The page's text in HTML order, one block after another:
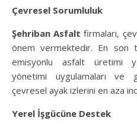
Çevresel Sorumluluk
Şehriban Asfalt firmaları,
önem vermektedir. En son
emisyonlu asfalt üretimi
yönetimi uygulamaları ve
çevresel ayak izlerini en aza
Yerel İşgücüne Destek